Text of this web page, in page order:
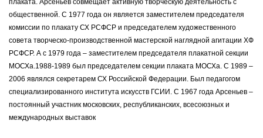
плаката. Арсеньев совмещает активную творческую деятельность с
общественной. С 1977 года он является заместителем председателя
комиссии по плакату СХ РСФСР и председателем художественного
совета творческо-производственной мастерской наглядной агитации ХФ
РСФСР. А с 1979 года – заместителем председателя плакатной секции
МОСХа.1988-1989 был председателем секции плаката МОСХа. С 1989 –
2006 являлся секретарем СХ Российской Федерации. Был педагогом
специализированного института искусств ГСИИ. С 1967 года Арсеньев –
постоянный участник московских, республиканских, всесоюзных и
международных выставок